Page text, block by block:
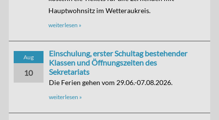
Hauptwohnsitz im Wetteraukreis.
weiterlesen »
Aug
10
Einschulung, erster Schultag bestehender
Klassen und Öffnungszeiten des
Sekretariats
Die Ferien gehen vom 29.06.-07.08.2026.
weiterlesen »